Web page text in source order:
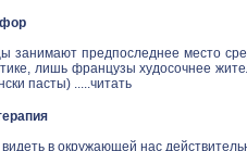
занимают предпоследнее место
лишь французы худосочнее
пасты) .....читать
в окружающей нас